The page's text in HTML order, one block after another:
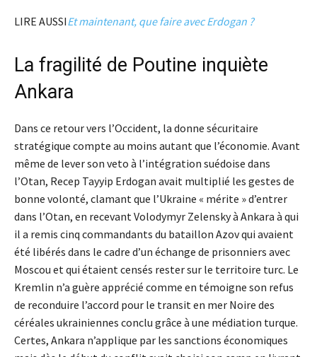
LIRE AUSSIEt maintenant, que faire avec Erdogan ?
La fragilité de Poutine inquiète
Ankara
Dans ce retour vers l’Occident, la donne sécuritaire
stratégique compte au moins autant que l’économie. Avant
même de lever son veto à l’intégration suédoise dans
l’Otan, Recep Tayyip Erdogan avait multiplié les gestes de
bonne volonté, clamant que l’Ukraine « mérite » d’entrer
dans l’Otan, en recevant Volodymyr Zelensky à Ankara à qui
il a remis cinq commandants du bataillon Azov qui avaient
été libérés dans le cadre d’un échange de prisonniers avec
Moscou et qui étaient censés rester sur le territoire turc. Le
Kremlin n’a guère apprécié comme en témoigne son refus
de reconduire l’accord pour le transit en mer Noire des
céréales ukrainiennes conclu grâce à une médiation turque.
Certes, Ankara n’applique par les sanctions économiques